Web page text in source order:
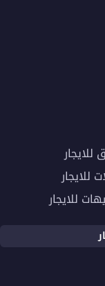
للايجار
للايجار